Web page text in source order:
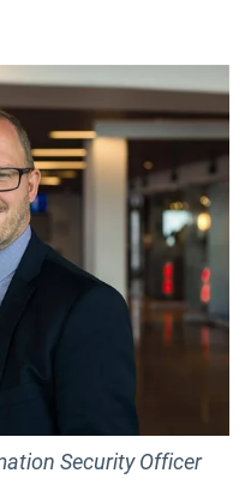
Security Officer